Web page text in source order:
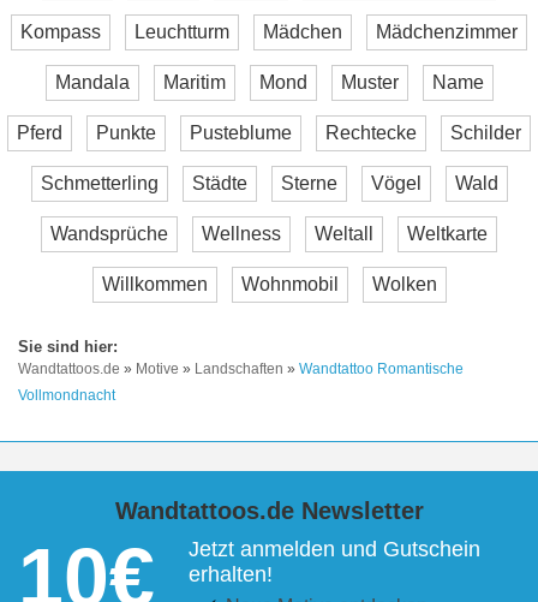
Kompass Leuchtturm Mädchen Mädchenzimmer
Mandala Maritim Mond Muster Name
Pferd Punkte Pusteblume Rechtecke Schilder
Schmetterling Städte Sterne Vögel Wald
Wandsprüche Wellness Weltall Weltkarte
Willkommen Wohnmobil Wolken
Wandtattoos.de » Motive » Landschaften » Wandtattoo Romantische
Vollmondnacht
Wandtattoos.de Newsletter
10€
Jetzt anmelden und Gutschein
erhalten!